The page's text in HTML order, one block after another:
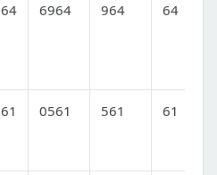
6964 964 64
0561 561 61